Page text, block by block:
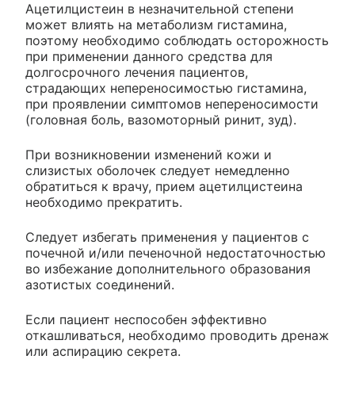
Ацетилцистеин в незначительной степени
может влиять на метаболизм гистамина,
поэтому необходимо соблюдать осторожность
при применении данного средства для
долгосрочного лечения пациентов,
страдающих непереносимостью гистамина,
при проявлении симптомов непереносимости
(головная боль, вазомоторный ринит, зуд).
При возникновении изменений кожи и
слизистых оболочек следует немедленно
обратиться к врачу, прием ацетилцистеина
необходимо прекратить.
Следует избегать применения у пациентов с
почечной и/или печеночной недостаточностью
во избежание дополнительного образования
азотистых соединений.
Если пациент неспособен эффективно
откашливаться, необходимо проводить дренаж
или аспирацию секрета.